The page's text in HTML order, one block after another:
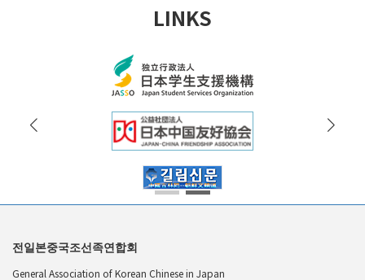
LINKS
전일본중국조선족연합회
General Association of Korean Chinese in Japan